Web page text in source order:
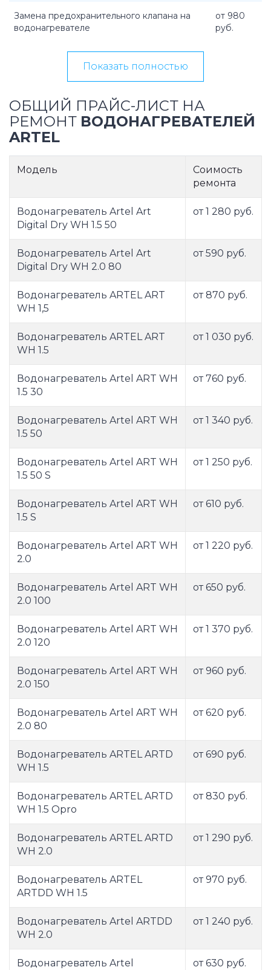
Замена предохранительного клапана на
водонагревателе
от 980
руб.
Показать полностью
ОБЩИЙ ПРАЙС-ЛИСТ НА
РЕМОНТ ВОДОНАГРЕВАТЕЛЕЙ
ARTEL
Модель
Соимость
ремонта
Водонагреватель Artel Art
Digital Dry WH 1.5 50
от 1 280 руб.
Водонагреватель Artel Art
Digital Dry WH 2.0 80
от 590 руб.
Водонагреватель ARTEL ART
WH 1,5
от 870 руб.
Водонагреватель ARTEL ART
WH 1.5
от 1 030 руб.
Водонагреватель Artel ART WH
1.5 30
от 760 руб.
Водонагреватель Artel ART WH
1.5 50
от 1 340 руб.
Водонагреватель Artel ART WH
1.5 50 S
от 1 250 руб.
Водонагреватель Artel ART WH
1.5 S
от 610 руб.
Водонагреватель Artel ART WH
2.0
от 1 220 руб.
Водонагреватель Artel ART WH
2.0 100
от 650 руб.
Водонагреватель Artel ART WH
2.0 120
от 1 370 руб.
Водонагреватель Artel ART WH
2.0 150
от 960 руб.
Водонагреватель Artel ART WH
2.0 80
от 620 руб.
Водонагреватель ARTEL ARTD
WH 1.5
от 690 руб.
Водонагреватель ARTEL ARTD
WH 1.5 Opro
от 830 руб.
Водонагреватель ARTEL ARTD
WH 2.0
от 1 290 руб.
Водонагреватель ARTEL
ARTDD WH 1.5
от 970 руб.
Водонагреватель Artel ARTDD
WH 2.0
от 1 240 руб.
Водонагреватель Artel
от 630 руб.